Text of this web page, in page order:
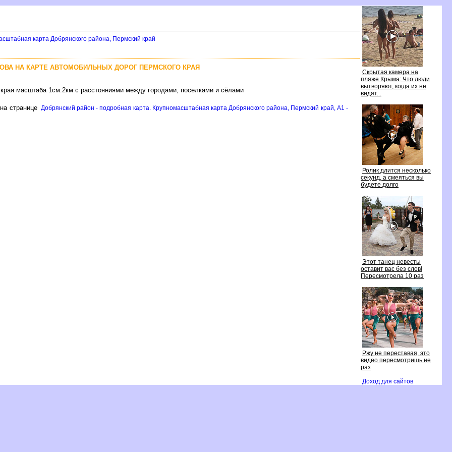
Скрытая камера на
пляже Крыма: Что люди
ытворяют, когда их не
идят...
Ролик длится несколько
секунд, а смеяться вы
удете долго
Этот танец невесты
оставит вас без слов!
Пересмотрела 10 раз
Ржу не переставая, это
идео пересмотришь не
раз
Доход для сайто
карта Добрянского района, Пермский край
НА КАРТЕ АВТОМОБИЛЬНЫХ ДОРОГ ПЕРМСКОГО КРАЯ
края масштаба 1см:2км с расстояниями между городами, поселками и сёлами
на странице Добрянский район - подробная карта. Крупномасштабная карта Добрянского района, Пермский край, A1 -